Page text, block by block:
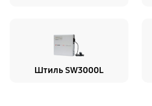
Штиль SW3000L